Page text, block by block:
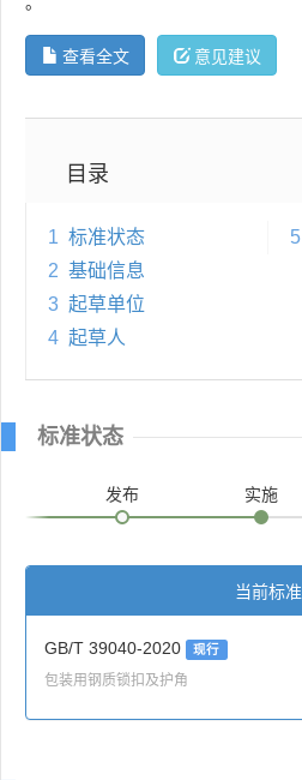
查看全文 意见建议
目录
1 标准状态
2 基础信息
3 起草单位
4 起草人
5
标准状态
发布 实施
当前标准
GB/T 39040-2020 现行
包装用钢质锁扣及护角